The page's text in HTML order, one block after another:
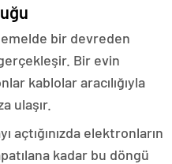
bir devreden
Bir evin
kablolar aracılığıyla
ulaşır.
açtığınızda elektronların
kadar bu döngü